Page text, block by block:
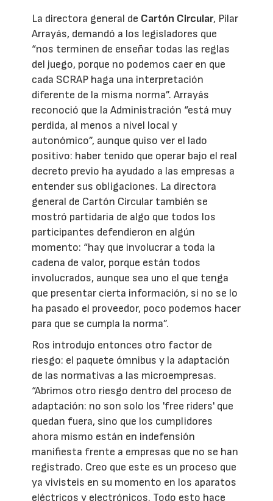
La directora general de Cartón Circular, Pilar
Arrayás, demandó a los legisladores que
“nos terminen de enseñar todas las reglas
del juego, porque no podemos caer en que
cada SCRAP haga una interpretación
diferente de la misma norma”. Arrayás
reconoció que la Administración “está muy
perdida, al menos a nivel local y
autonómico”, aunque quiso ver el lado
positivo: haber tenido que operar bajo el real
decreto previo ha ayudado a las empresas a
entender sus obligaciones. La directora
general de Cartón Circular también se
mostró partidaria de algo que todos los
participantes defendieron en algún
momento: “hay que involucrar a toda la
cadena de valor, porque están todos
involucrados, aunque sea uno el que tenga
que presentar cierta información, si no se lo
ha pasado el proveedor, poco podemos hacer
para que se cumpla la norma”.
Ros introdujo entonces otro factor de
riesgo: el paquete ómnibus y la adaptación
de las normativas a las microempresas.
“Abrimos otro riesgo dentro del proceso de
adaptación: no son solo los 'free riders' que
quedan fuera, sino que los cumplidores
ahora mismo están en indefensión
manifiesta frente a empresas que no se han
registrado. Creo que este es un proceso que
ya vivisteis en su momento en los aparatos
eléctricos y electrónicos. Todo esto hace